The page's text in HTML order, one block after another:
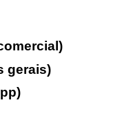
gerais)